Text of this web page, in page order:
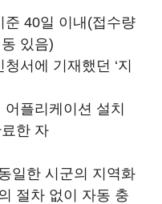
준 40일 이내(접수량
있음)
서에 기재했던 ‘지
플리케이션 설치
한 자
일한 시군의 지역화
절차 없이 자동 충